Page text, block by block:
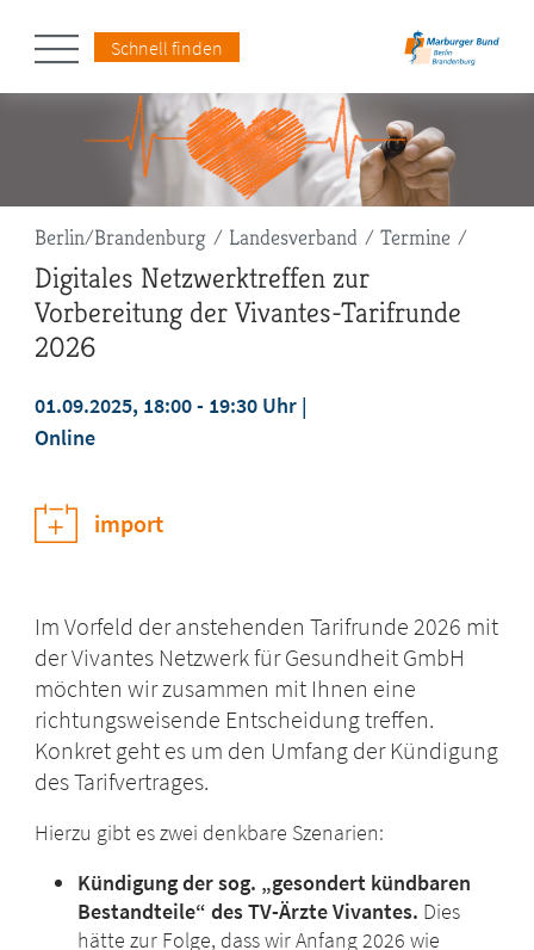
Schnell finden
Pfadnavigation
Berlin/Brandenburg Landesverband Termine
Digitales Netzwerktreffen zur
Vorbereitung der Vivantes-Tarifrunde
2026
01.09.2025, 18:00 - 19:30 Uhr
Online
import
Im Vorfeld der anstehenden Tarifrunde 2026 mit
der Vivantes Netzwerk für Gesundheit GmbH
möchten wir zusammen mit Ihnen eine
richtungsweisende Entscheidung treffen.
Konkret geht es um den Umfang der Kündigung
des Tarifvertrages.
Hierzu gibt es zwei denkbare Szenarien:
Kündigung der sog. „gesondert kündbaren
Bestandteile“ des TV-Ärzte Vivantes. Dies
hätte zur Folge, dass wir Anfang 2026 wie